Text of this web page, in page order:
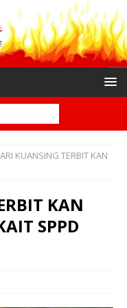
KUANSING TERBIT KAN
KAN
SPPD